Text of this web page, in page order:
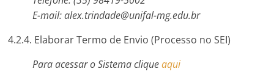
E-mail: alex.trindade@unifal-mg.edu.br
4.2.4. Elaborar Termo de Envio (Processo no SEI)
Para acessar o Sistema cliqueaqui